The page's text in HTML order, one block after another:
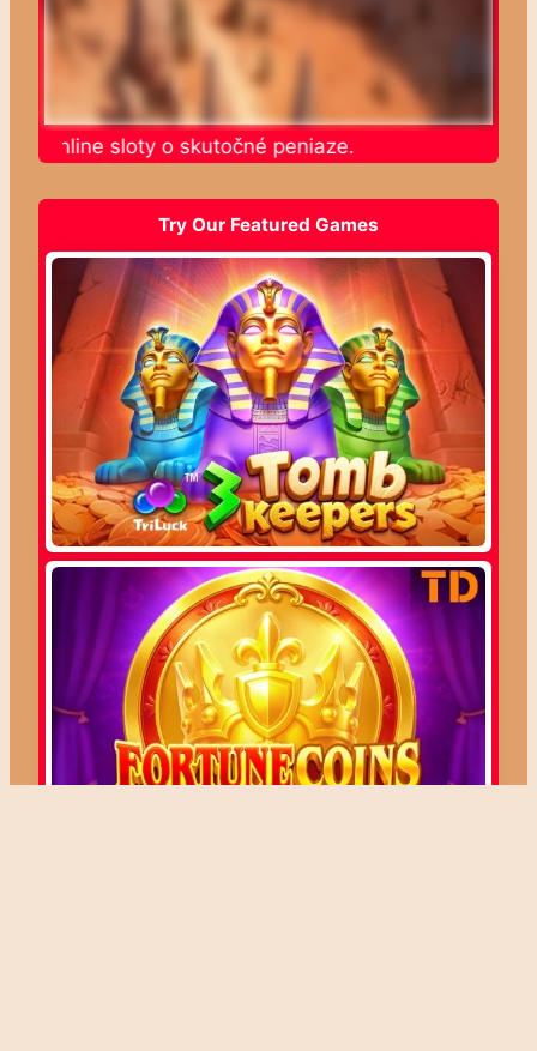
online sloty o skutočné peniaze.
Try Our Featured Games